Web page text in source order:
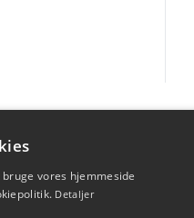
vores hjemmeside
Detaljer